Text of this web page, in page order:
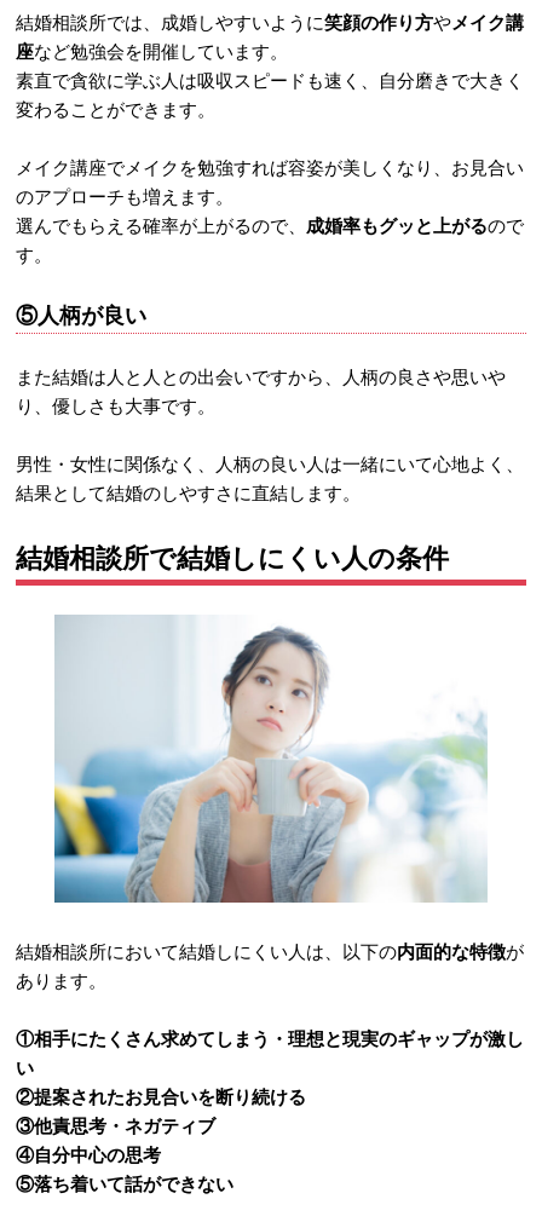
結婚相談所では、成婚しやすいように笑顔の作り方やメイク講
座など勉強会を開催しています。
素直で貪欲に学ぶ人は吸収スピードも速く、自分磨きで大きく
変わることができます。
メイク講座でメイクを勉強すれば容姿が美しくなり、お見合い
のアプローチも増えます。
選んでもらえる確率が上がるので、 成婚率もグッと上がるので
す。
⑤人柄が良い
また結婚は人と人との出会いですから、人柄の良さや思いや
り、優しさも大事です。
男性・女性に関係なく、人柄の良い人は一緒にいて心地よく、
結果として結婚のしやすさに直結します。
結婚相談所で結婚しにくい人の条件
結婚相談所において結婚しにくい人は、以下の内面的な特徴が
あります。
①相手にたくさん求めてしまう・理想と現実のギャップが激し
い
②提案されたお見合いを断り続ける
③他責思考・ネガティブ
④自分中心の思考
⑤落ち着いて話ができない